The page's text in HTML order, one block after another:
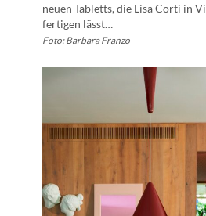
neuen Tabletts, die Lisa Corti in
fertigen lässt…
Foto: Barbara Franzo